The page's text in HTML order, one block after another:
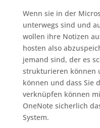
Wenn sie in der
unterwegs sind und
wollen ihre Notizen
hosten also
jemand sind, der es
strukturieren können
können und dass Sie
verknüpfen können
OneNote sicherlich
System.